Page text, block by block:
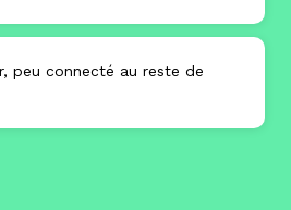
peu connecté au reste de